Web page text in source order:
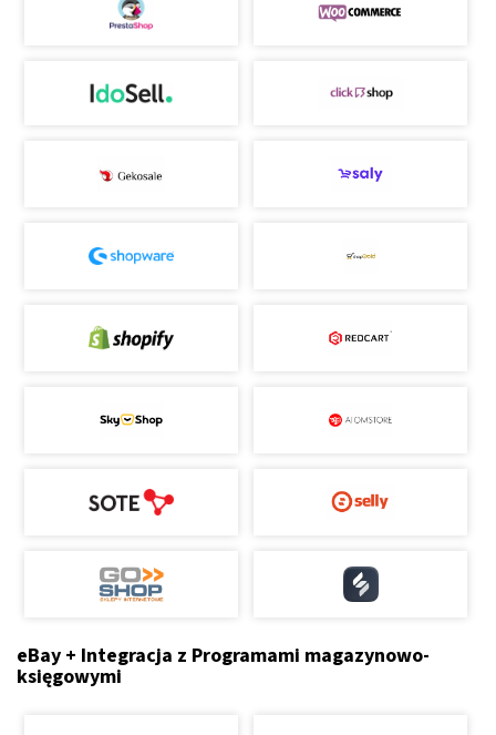
eBay + Integracja z Programami magazynowo-
księgowymi